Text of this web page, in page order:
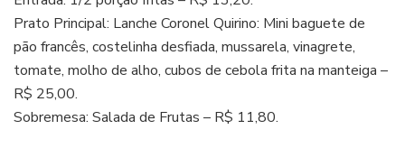
Prato Principal: Lanche Coronel Quirino: Mini baguete de
pão francês, costelinha desfiada, mussarela, vinagrete,
tomate, molho de alho, cubos de cebola frita na manteiga –
R$ 25,00.
Sobremesa: Salada de Frutas – R$ 11,80.